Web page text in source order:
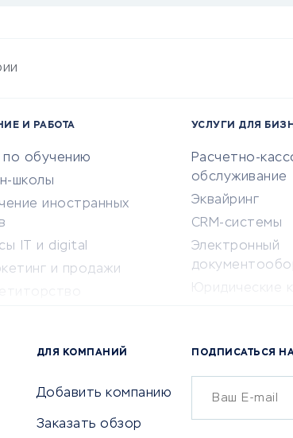
И РАБОТА
по обучению
школы
иностранных
IT и digital
и продажи
УСЛУГИ ДЛЯ
Расчетно-
обслуживание
Эквайринг
CRM-системы
Электронный
Юридические
Бухгалтерия
Онлайн-кассы
SERM
ДЛЯ КОМПАНИЙ
Добавить компанию
Заказать обзор
ПОДПИСАТЬСЯ